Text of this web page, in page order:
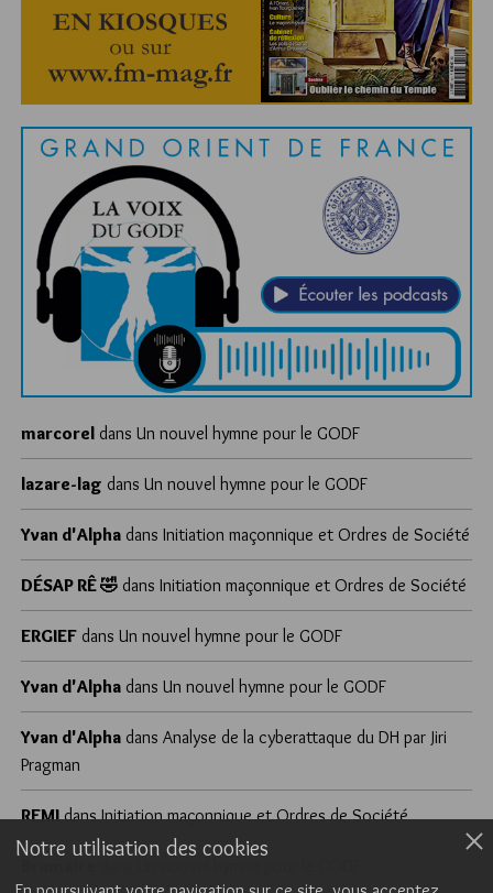
marcorel dans Un nouvel hymne pour le GODF
lazare-lag dans Un nouvel hymne pour le GODF
Yvan d'Alpha dans Initiation maçonnique et Ordres de Société
DÉSAP RÊ 🤣 dans Initiation maçonnique et Ordres de Société
ERGIEF dans Un nouvel hymne pour le GODF
Yvan d'Alpha dans Un nouvel hymne pour le GODF
Yvan d'Alpha dans Analyse de la cyberattaque du DH par Jiri
Pragman
REMIdansInitiation maçonnique et Ordres de Société
Notre utilisation des cookies